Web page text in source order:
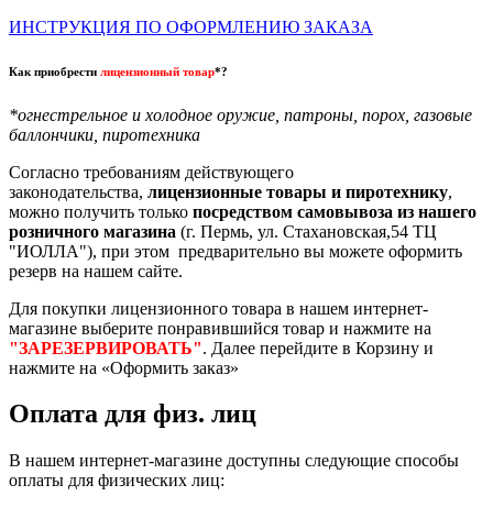
ИНСТРУКЦИЯ ПО ОФОРМЛЕНИЮ ЗАКАЗА
Как приобрести лицензионный товар*?
*огнестрельное и холодное оружие, патроны, порох, газовые
баллончики, пиротехника
Согласно требованиям действующего
законодательства, лицензионные товары и пиротехнику,
можно получить только посредством самовывоза из нашего
розничного магазина (г. Пермь, ул. Стахановская,54 ТЦ
"ИОЛЛА"), при этом предварительно вы можете оформить
резерв на нашем сайте.
Для покупки лицензионного товара в нашем интернет-
магазине выберите понравившийся товар и нажмите на
"ЗАРЕЗЕРВИРОВАТЬ". Далее перейдите в Корзину и
нажмите на «Оформить заказ»
Оплата для физ. лиц
В нашем интернет-магазине доступны следующие способы
оплаты для физических лиц: